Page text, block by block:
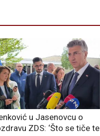
u Jasenovcu o
ZDS: ‘Što se tiče te